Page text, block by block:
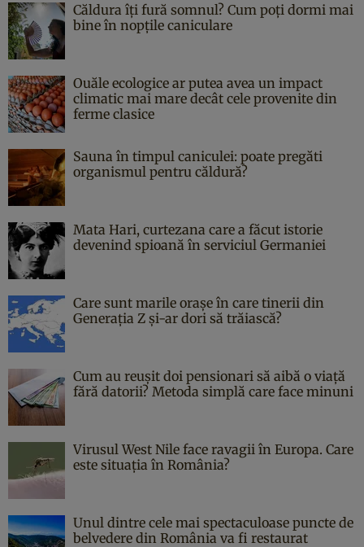
Căldura îți fură somnul? Cum poți dormi mai
bine în nopțile caniculare
Ouăle ecologice ar putea avea un impact
climatic mai mare decât cele provenite din
ferme clasice
Sauna în timpul caniculei: poate pregăti
organismul pentru căldură?
Mata Hari, curtezana care a făcut istorie
devenind spioană în serviciul Germaniei
Care sunt marile orașe în care tinerii din
Generația Z și-ar dori să trăiască?
Cum au reușit doi pensionari să aibă o viață
fără datorii? Metoda simplă care face minuni
Virusul West Nile face ravagii în Europa. Care
este situația în România?
Unul dintre cele mai spectaculoase puncte de
belvedere din România va fi restaurat